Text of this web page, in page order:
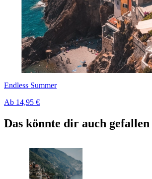
Endless Summer
Ab 14,95 €
Das könnte dir auch gefallen